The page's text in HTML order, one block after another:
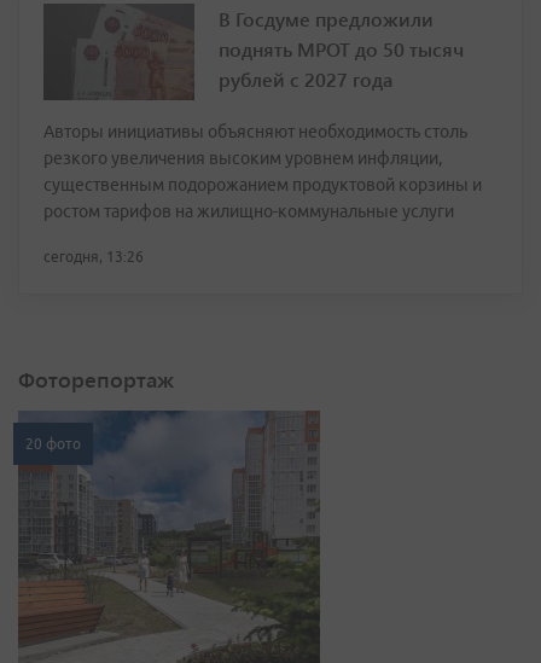
В Госдуме предложили
поднять МРОТ до 50 тысяч
рублей с 2027 года
Авторы инициативы объясняют необходимость столь
резкого увеличения высоким уровнем инфляции,
существенным подорожанием продуктовой корзины и
ростом тарифов на жилищно-коммунальные услуги
сегодня, 13:26
Фоторепортаж
20 фото